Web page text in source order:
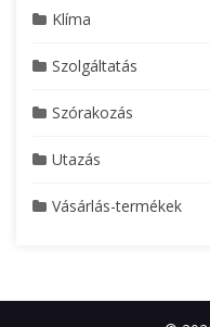
Klíma
Szolgáltatás
Szórakozás
Utazás
Vásárlás-termékek